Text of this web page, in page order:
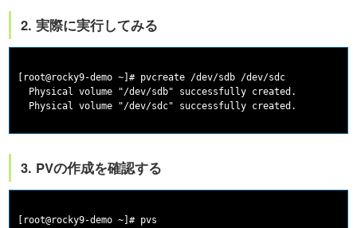
2. 実際に実行してみる
[root@rocky9-demo ~]# pvcreate /dev/sdb /dev/sdc
  Physical volume "/dev/sdb" successfully created.
3. PVの作成を確認する
[root@rocky9-demo ~]# pvs